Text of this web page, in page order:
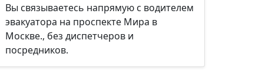
Вы связываетесь напрямую с водителем
эвакуатора на проспекте Мира в
Москве., без диспетчеров и
посредников.